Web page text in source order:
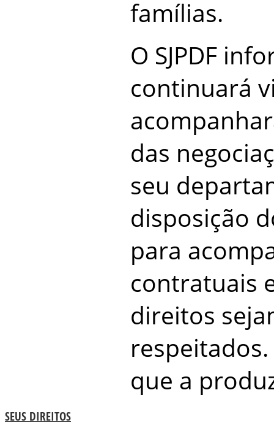
famílias.
O SJPDF
continuará
das
seu
disposição
para
contratuais
direitos
que a
SEUS DIREITOS